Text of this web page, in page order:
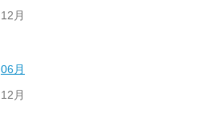
12月
06月
12月